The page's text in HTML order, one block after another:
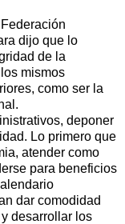
dijo que lo
de la
mismos
como ser la
deponer
Lo primero que
atender como
para beneficios
dar comodidad
desarrollar los